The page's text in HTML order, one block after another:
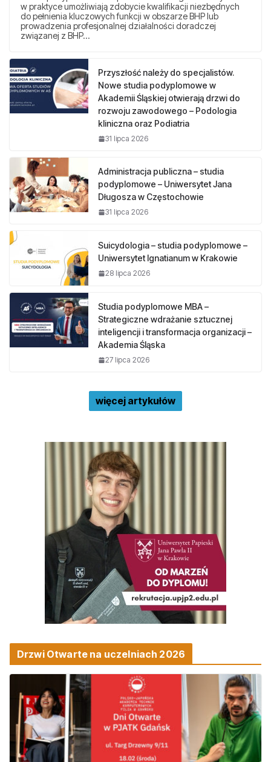
w praktyce umożliwiają zdobycie kwalifikacji niezbędnych
do pełnienia kluczowych funkcji w obszarze BHP lub
prowadzenia profesjonalnej działalności doradczej
związanej z BHP…
Przyszłość należy do specjalistów.
Nowe studia podyplomowe w
Akademii Śląskiej otwierają drzwi do
rozwoju zawodowego – Podologia
kliniczna oraz Podiatria
31 lipca 2026
Administracja publiczna – studia
podyplomowe – Uniwersytet Jana
Długosza w Częstochowie
31 lipca 2026
Suicydologia – studia podyplomowe –
Uniwersytet Ignatianum w Krakowie
28 lipca 2026
Studia podyplomowe MBA –
Strategiczne wdrażanie sztucznej
inteligencji i transformacja organizacji –
Akademia Śląska
27 lipca 2026
więcej artykułów
Drzwi Otwarte na uczelniach 2026